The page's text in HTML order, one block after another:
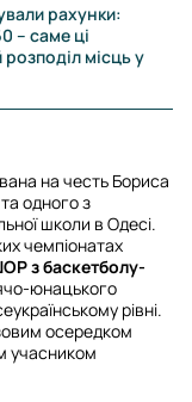
рахунки:
– саме ці
місць у
на честь Бориса
одного з
школи в Одесі.
чемпіонатах
з баскетболу-
юнацького
рівні.
осередком
учасником